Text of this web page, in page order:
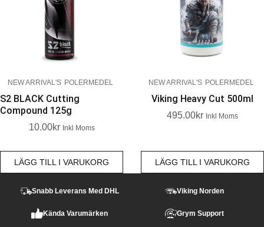
NEW ARRIVAL'S POLERMEDEL
S2 BLACK Cutting
Compound 125g
10.00Kr Inkl Moms
LÄGG TILL I VARUKORG
NEW ARRIVAL'S POLERMEDEL
Viking Heavy Cut 500ml
495.00Kr Inkl Moms
LÄGG TILL I VARUKORG
Snabb Leverans Med DHL Viking Norden
Kända Varumärken Grym Support